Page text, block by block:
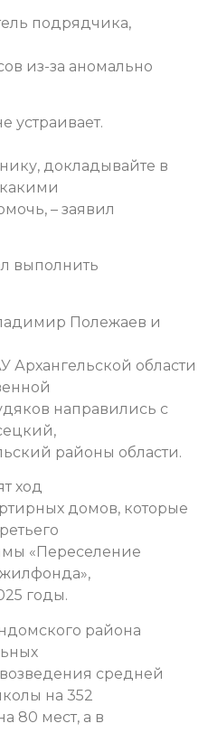
подрядчика,
из-за аномально
устраивает.
докладывайте в
– заявил
выполнить
Полежаев и
Архангельской области
направились с
районы области.
ход
домов, которые
«Переселение
годы.
района
средней
на 352
80 мест, а в